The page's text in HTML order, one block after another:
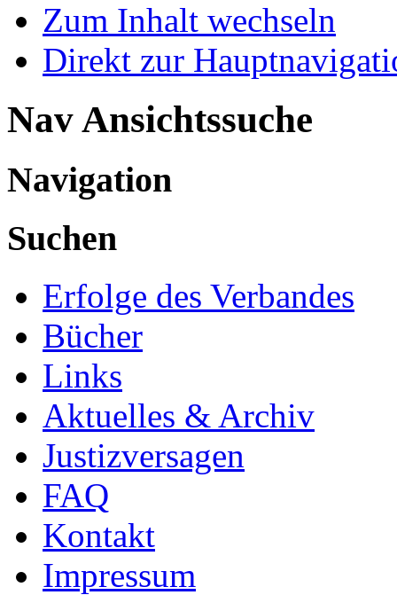
Zum Inhalt wechseln
Direkt zur
Nav Ansichtssuche
Navigation
Suchen
Erfolge des Verbandes
Bücher
Links
Aktuelles & Archiv
Justizversagen
FAQ
Kontakt
Impressum